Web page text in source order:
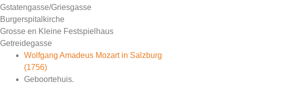
Gstatengasse/Griesgasse
Burgerspitalkirche
Grosse en Kleine Festspielhaus
Getreidegasse
Wolfgang Amadeus Mozart in Salzburg
(1756)
Geboortehuis.